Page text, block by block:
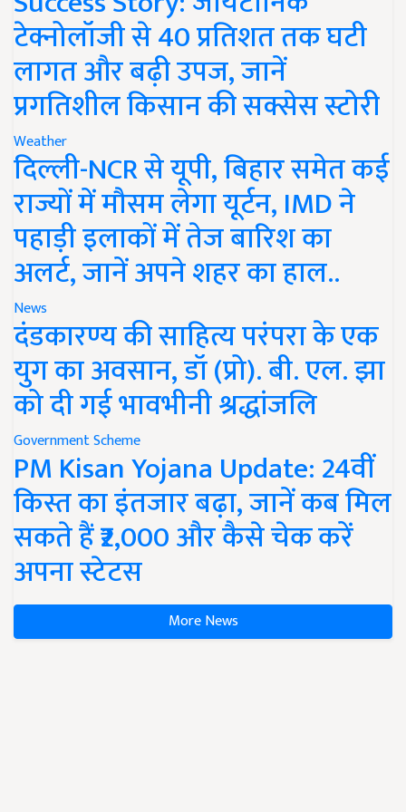
टेक्नोलॉजी से 40 प्रतिशत तक घटी
लागत और बढ़ी उपज, जानें
प्रगतिशील किसान की सक्सेस स्टोरी
Weather
दिल्ली-NCR से यूपी, बिहार समेत कई
राज्यों में मौसम लेगा यूर्टन, IMD ने
पहाड़ी इलाकों में तेज बारिश का
अलर्ट, जानें अपने शहर का हाल..
News
दंडकारण्य की साहित्य परंपरा के एक
युग का अवसान, डॉ (प्रो). बी. एल. झा
को दी गई भावभीनी श्रद्धांजलि
Government Scheme
PM Kisan Yojana Update: 24वीं
किस्त का इंतजार बढ़ा, जानें कब मिल
सकते हैं ₹2,000 और कैसे चेक करें
अपना स्टेटस
More News